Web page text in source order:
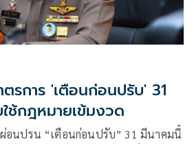
รการ 'เตือนก่อนปรับ' 31
ช้กฎหมายเข้มงวด
อนปรน “เตือนก่อนปรับ” 31 มีนาคมนี้